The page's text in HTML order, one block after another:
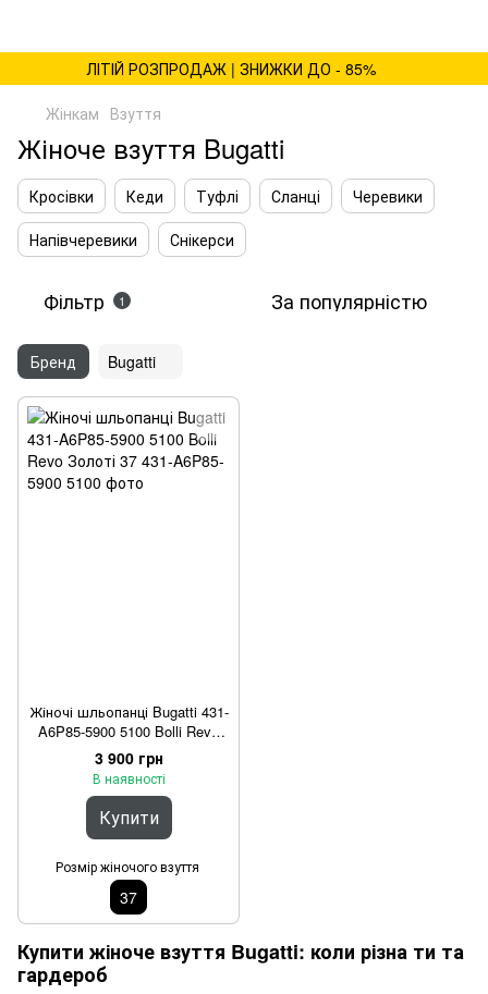
ЛІТІЙ РОЗПРОДАЖ | ЗНИЖКИ ДО - 85%
Жінкам Взуття
Жіноче взуття Bugatti
Кросівки Кеди Туфлі Сланці
Черевики
Напівчеревики
Снікерси
Фільтр 1 За популярністю
Бренд Bugatti
Жіночі шльопанці Bugatti 431-
A6P85-5900 5100 Bolli Revo
Золоті 37
3 900 грн
В наявності
Купити
Розмір жіночого взуття
37
Купити жіноче взуття Bugatti: коли різна ти та
гардероб